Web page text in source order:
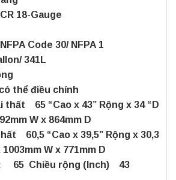
18-Gauge
Code 30/ NFPA 1
341L
thể điều chỉnh
thất 65 “Cao x 43” Rộng x 34 “D
W x 864mm D
60,5 “Cao x 39,5” Rộng x 30,3
1003mm W x 771mm D
65 Chiều rộng (Inch) 43